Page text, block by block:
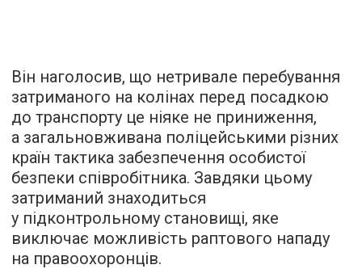
Він наголосив, що нетривале перебування
затриманого на колінах перед посадкою
до транспорту це ніяке не приниження,
а загальновживана поліцейськими різних
країн тактика забезпечення особистої
безпеки співробітника. Завдяки цьому
затриманий знаходиться
у підконтрольному становищі, яке
виключає можливість раптового нападу
на правоохоронців.